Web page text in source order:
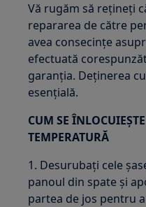
Vă rugăm să rețineți
repararea de către
avea consecințe
efectuată
garanția. Deținerea
esențială.
CUM SE
TEMPERATURĂ
1. Desurubați cele
panoul din spate și
partea de jos pentru